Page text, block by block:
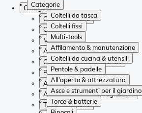
Categorie
Coltelli da tasca
Coltelli fissi
Multi-tools
Affilamento & manutenzione
Coltelli da cucina & utensili
Pentole & padelle
All'aperto & attrezzatura
Asce e strumenti per il giardino
Torce & batterie
Categorie
Coltelli da tasca
Coltelli fissi
Multi-tools
Affilamento & manutenzione
Coltelli da cucina & utensili
Pentole & padelle
All'aperto & attrezzatura
Asce e strumenti per il giardino
Torce & batterie